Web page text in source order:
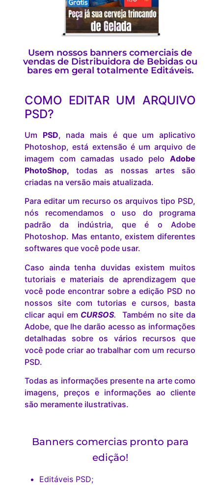
Usem nossos banners comerciais de
vendas de Distribuidora de Bebidas ou
bares em geral totalmente Editáveis.
COMO EDITAR UM ARQUIVO
PSD?
Um PSD, nada mais é que um aplicativo
Photoshop, está extensão é um arquivo de
imagem com camadas usado pelo Adobe
PhotoShop, todas as nossas artes são
criadas na versão mais atualizada.
Para editar um recurso os arquivos tipo PSD,
nós recomendamos o uso do programa
padrão da indústria, que é o Adobe
Photoshop. Mas entanto, existem diferentes
softwares que você pode usar.
Caso ainda tenha duvidas existem muitos
tutoriais e materiais de aprendizagem que
você pode encontrar sobre a edição PSD no
nossos site com tutorias e cursos, basta
clicar aqui em CURSOS.
Também no site da
Adobe, que lhe darão acesso as informações
detalhadas sobre os vários recursos que
você pode criar ao trabalhar com um recurso
PSD.
Todas as informações presente na arte como
imagens, preços e informações ao cliente
são meramente ilustrativas.
Banners comercias pronto para
edição!
Editáveis PSD;